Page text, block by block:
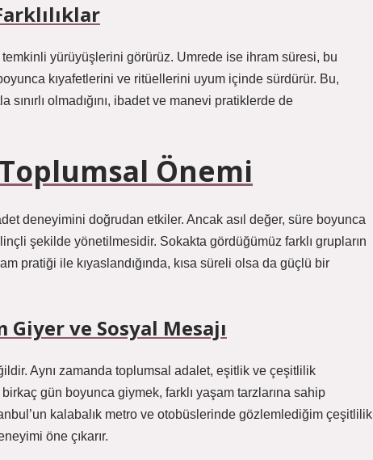
temkinli yürüyüşlerini görürüz. Umrede ise ihram süresi, bu
kıyafetlerini ve ritüellerini uyum içinde sürdürür. Bu,
olmadığını, ibadet ve manevi pratiklerde de
Önemi
deneyimini doğrudan etkiler. Ancak asıl değer, süre boyunca
şekilde yönetilmesidir. Sokakta gördüğümüz farklı grupların
pratiği ile kıyaslandığında, kısa süreli olsa da güçlü bir
ve Sosyal Mesajı
Aynı zamanda toplumsal adalet, eşitlik ve çeşitlilik
gün boyunca giymek, farklı yaşam tarzlarına sahip
kalabalık metro ve otobüslerinde gözlemlediğim çeşitlilik
öne çıkarır.